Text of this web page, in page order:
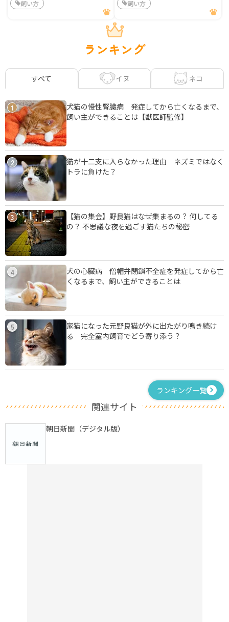
飼い方 飼い方
ランキング
すべて イヌ ネコ
1
犬猫の慢性腎臓病 発症してから亡くなるまで、
飼い主ができることは【獣医師監修】
2
猫が十二支に入らなかった理由 ネズミではなく
トラに負けた？
3
【猫の集会】野良猫はなぜ集まるの？ 何してる
の？ 不思議な夜を過ごす猫たちの秘密
4
犬の心臓病 僧帽弁閉鎖不全症を発症してから亡
くなるまで、飼い主ができることは
5
家猫になった元野良猫が外に出たがり鳴き続け
る 完全室内飼育でどう寄り添う？
ランキング一覧
関連サイト
朝日新聞（デジタル版）